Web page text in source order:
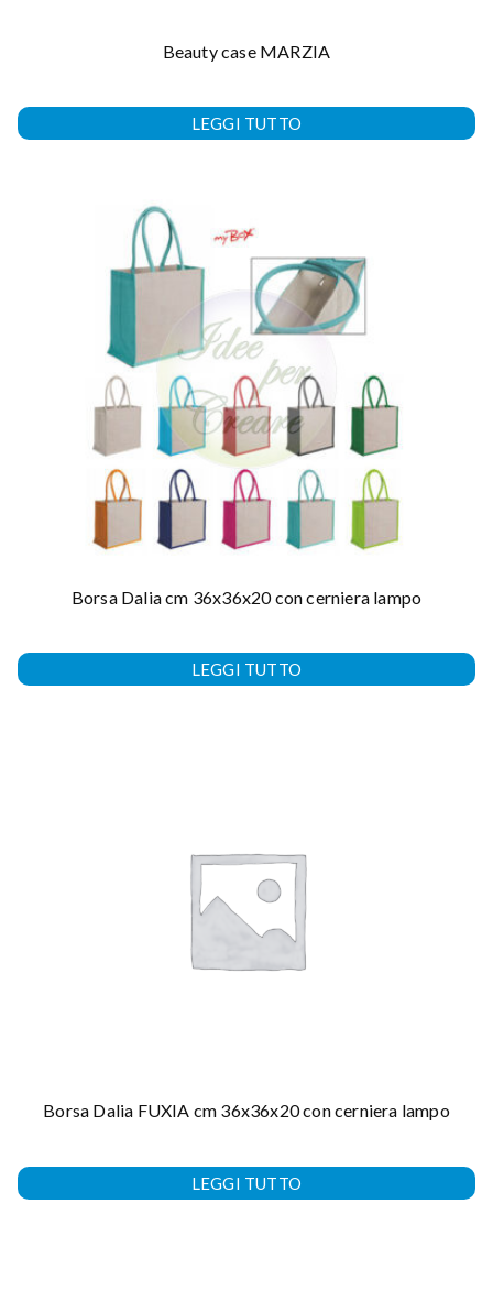
Beauty case MARZIA
LEGGI TUTTO
Borsa Dalia cm 36x36x20 con cerniera lampo
LEGGI TUTTO
Borsa Dalia FUXIA cm 36x36x20 con cerniera lampo
LEGGI TUTTO